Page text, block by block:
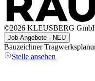
©2026 KLEUSBERG
Job-Angebote - NEU
Bauzeichner
Stelle ansehen